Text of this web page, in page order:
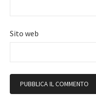
Sito web